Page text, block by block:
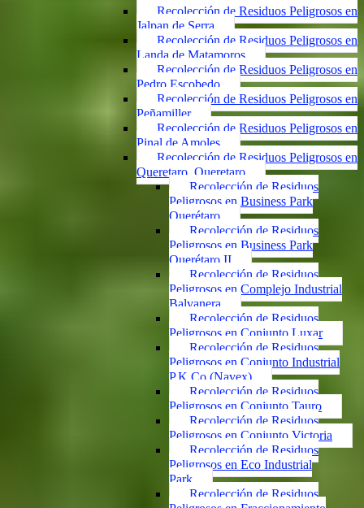
Recolección de Residuos Peligrosos en
Jalpan de Serra
Recolección de Residuos Peligrosos en
Landa de Matamoros
Recolección de Residuos Peligrosos en
Pedro Escobedo
Recolección de Residuos Peligrosos en
Peñamiller
Recolección de Residuos Peligrosos en
Pinal de Amoles
Recolección de Residuos Peligrosos en
Queretaro, Queretaro
Recolección de Residuos
Peligrosos en Business Park
Querétaro
Recolección de Residuos
Peligrosos en Business Park
Querétaro II
Recolección de Residuos
Peligrosos en Complejo Industrial
Balvanera
Recolección de Residuos
Peligrosos en Conjunto Luxar
Recolección de Residuos
Peligrosos en Conjunto Industrial
P.K.Co (Navex)
Recolección de Residuos
Peligrosos en Conjunto Tauro
Recolección de Residuos
Peligrosos en Conjunto Victoria
Recolección de Residuos
Peligrosos en Eco Industrial
Park
Recolección de Residuos